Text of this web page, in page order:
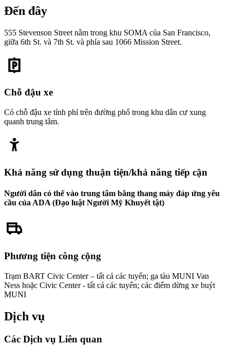
Đến đây
555 Stevenson Street nằm trong khu SOMA của San Francisco,
giữa 6th St. và 7th St. và phía sau 1066 Mission Street.
Chỗ đậu xe
Có chỗ đậu xe tính phí trên đường phố trong khu dân cư xung
quanh trung tâm.
Khả năng sử dụng thuận tiện/khả năng tiếp cận
Người dân có thể vào trung tâm bằng thang máy đáp ứng yêu
cầu của ADA (Đạo luật Người Mỹ Khuyết tật)
Phương tiện công cộng
Trạm BART Civic Center – tất cả các tuyến; ga tàu MUNI Van
Ness hoặc Civic Center - tất cả các tuyến; các điểm dừng xe buýt
MUNI
Dịch vụ
Các Dịch vụ Liên quan